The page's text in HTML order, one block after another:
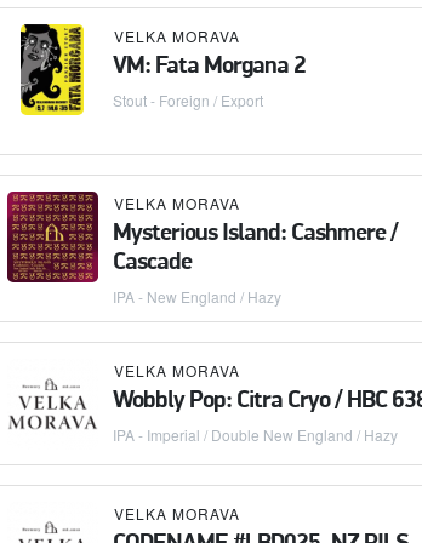
VELKA MORAVA
VM: Fata Morgana 2
Stout - Foreign / Export
VELKA MORAVA
Mysterious Island: Cashmere /
Cascade
IPA - New England / Hazy
VELKA MORAVA
Wobbly Pop: Citra Cryo / HBC
IPA - Imperial / Double New England / Hazy
VELKA MORAVA